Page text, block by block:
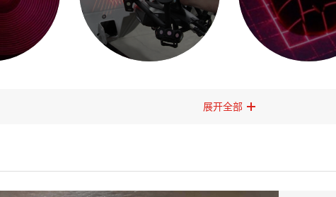
展开全部